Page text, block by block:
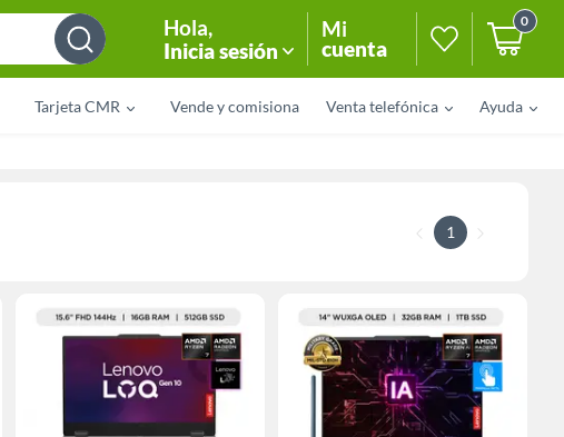
Hola,
Inicia sesión
Mi
cuenta
0
Tarjeta CMR Vende y comisiona Venta telefónica Ayuda
1